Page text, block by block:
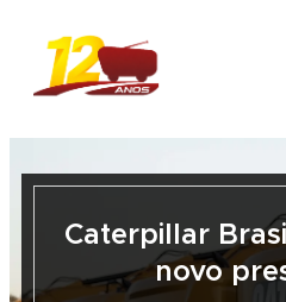
Caterpillar
novo